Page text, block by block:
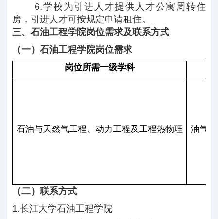
6.学校为引进人才提供人才公寓周转住
房，引进人才可按规定申请租住。
三、石油工程学院岗位需求及联系方式
（一）石油工程学院岗位需求
岗位所需一级学科
石油与天然气工程、动力工程及工程热物理 油气
（二）联系方式
1.长江大学石油工程学院